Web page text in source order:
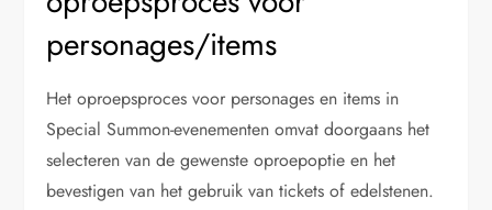
personages/items
Het oproepsproces voor personages en items in
Special Summon-evenementen omvat doorgaans het
selecteren van de gewenste oproepoptie en het
bevestigen van het gebruik van tickets of edelstenen.